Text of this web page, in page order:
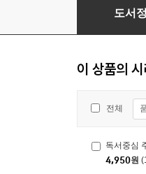
독서중심 주
도서
이 상품의
전체
독서중심
4,950원